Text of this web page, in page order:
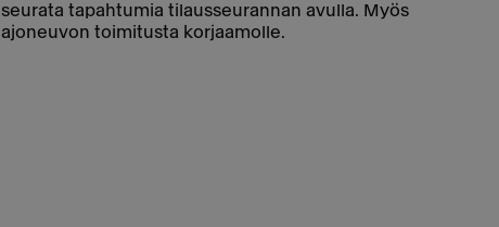
seurata tapahtumia tilausseurannan avulla. Myös
ajoneuvon toimitusta korjaamolle.